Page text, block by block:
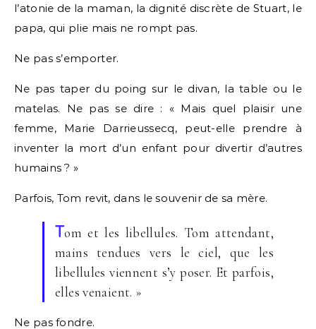
l’atonie de la maman, la dignité discrète de Stuart, le
papa, qui plie mais ne rompt pas.
Ne pas s’emporter.
Ne pas taper du poing sur le divan, la table ou le
matelas. Ne pas se dire : « Mais quel plaisir une
femme, Marie Darrieussecq, peut-elle prendre à
inventer la mort d’un enfant pour divertir d’autres
humains ? »
Parfois, Tom revit, dans le souvenir de sa mère.
Tom et les libellules. Tom attendant,
mains tendues vers le ciel, que les
libellules viennent s’y poser. Et parfois,
elles venaient. »
Ne pas fondre.